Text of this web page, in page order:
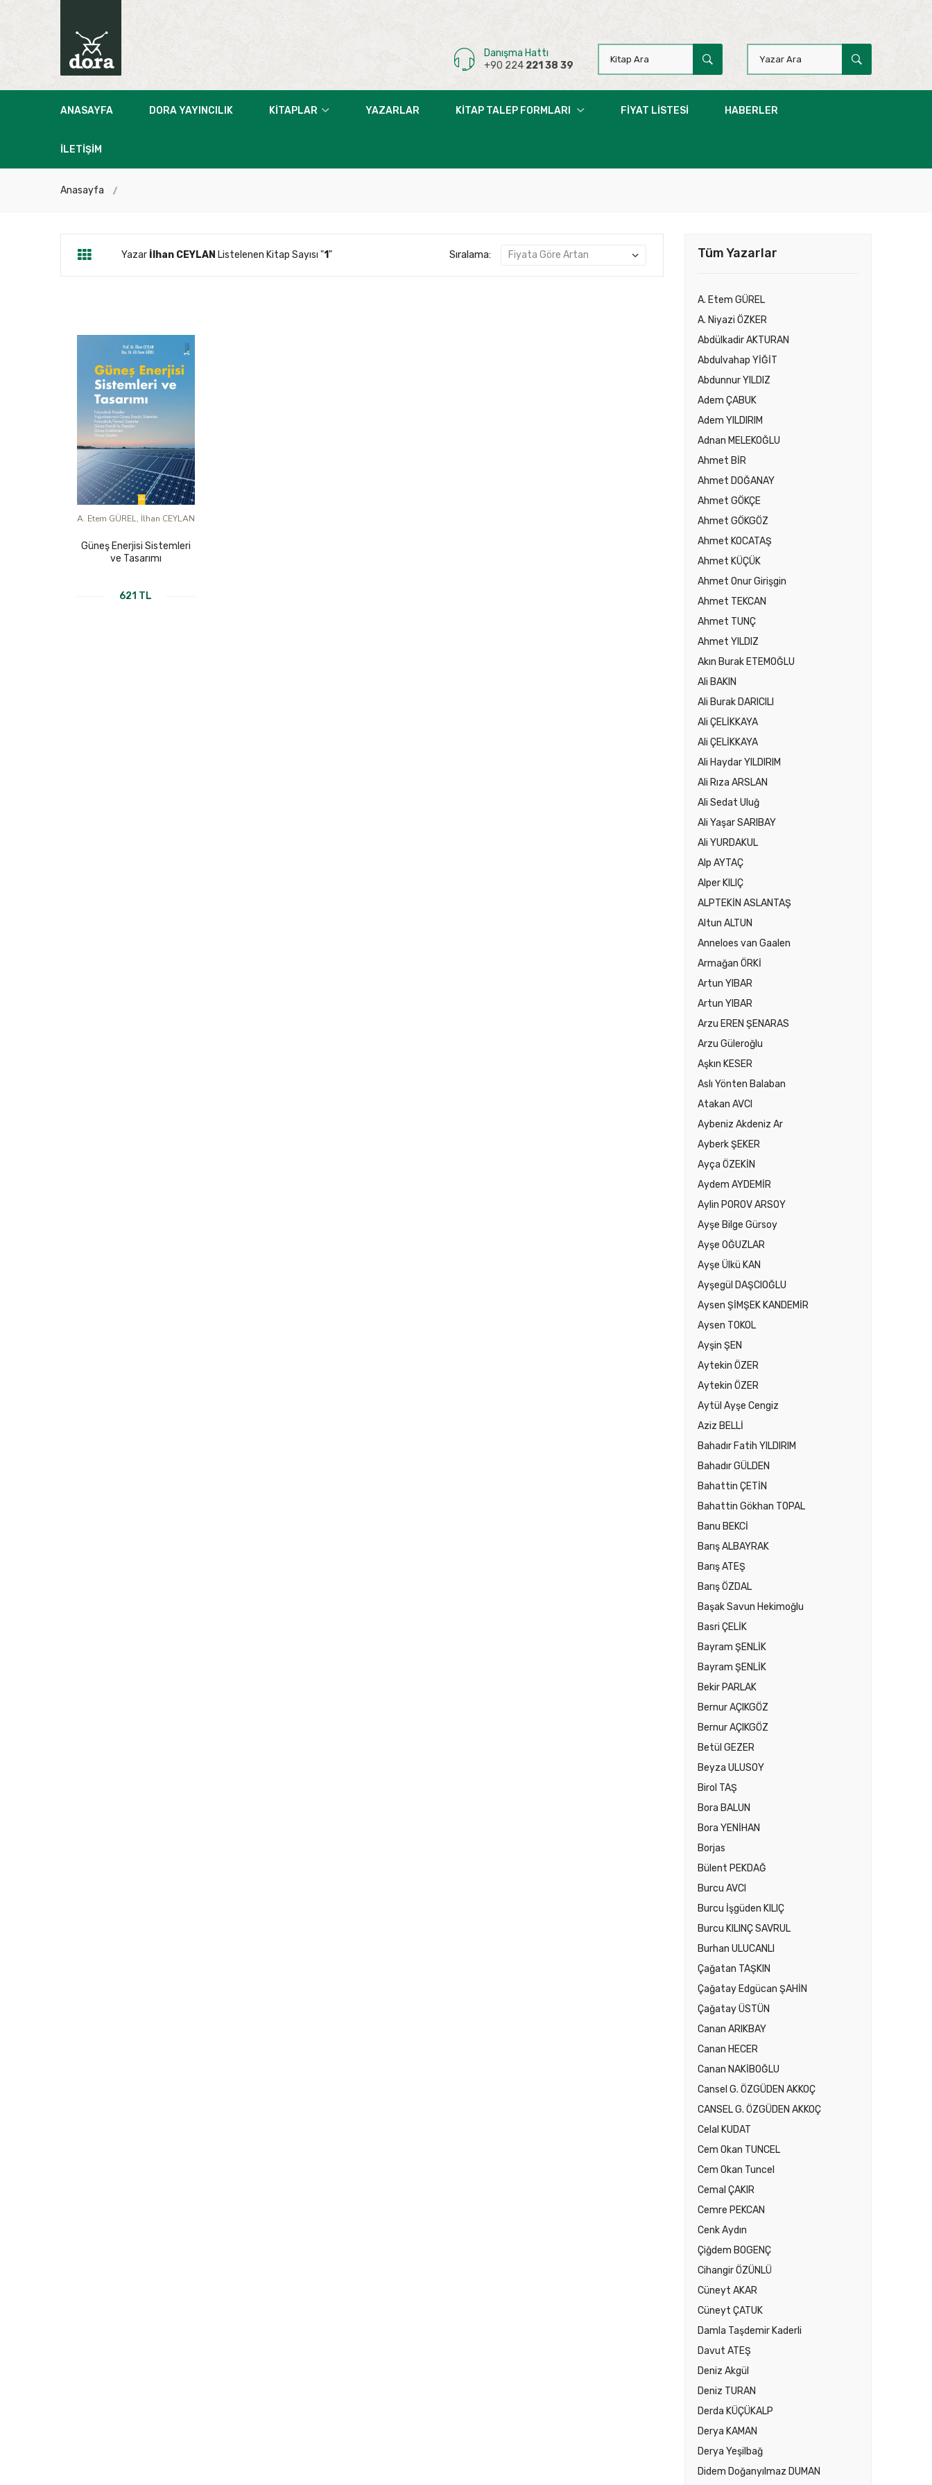
Danışma Hattı
+90 224 221 38 39
ANASAYFA DORA YAYINCILIK KITAPLAR YAZARLAR KITAP TALEP FORMLARI FIYAT LISTESI HABERLER
İLETIŞIM
Anasayfa
Yazar İlhan CEYLAN Listelenen Kitap Sayısı "1" Sıralama:
A. Etem GÜREL, İlhan CEYLAN
Güneş Enerjisi Sistemleri
ve Tasarımı
621 TL
Tüm Yazarlar
A. Etem GÜREL
A. Niyazi ÖZKER
Abdülkadir AKTURAN
Abdulvahap YİĞİT
Abdunnur YILDIZ
Adem ÇABUK
Adem YILDIRIM
Adnan MELEKOĞLU
Ahmet BİR
Ahmet DOĞANAY
Ahmet GÖKÇE
Ahmet GÖKGÖZ
Ahmet KOCATAŞ
Ahmet KÜÇÜK
Ahmet Onur Girişgin
Ahmet TEKCAN
Ahmet TUNÇ
Ahmet YILDIZ
Akın Burak ETEMOĞLU
Ali BAKIN
Ali Burak DARICILI
Ali ÇELİKKAYA
Ali ÇELİKKAYA
Ali Haydar YILDIRIM
Ali Rıza ARSLAN
Ali Sedat Uluğ
Ali Yaşar SARIBAY
Ali YURDAKUL
Alp AYTAÇ
Alper KILIÇ
ALPTEKİN ASLANTAŞ
Altun ALTUN
Anneloes van Gaalen
Armağan ÖRKİ
Artun YIBAR
Artun YIBAR
Arzu EREN ŞENARAS
Arzu Güleroğlu
Aşkın KESER
Aslı Yönten Balaban
Atakan AVCI
Aybeniz Akdeniz Ar
Ayberk ŞEKER
Ayça ÖZEKİN
Aydem AYDEMİR
Aylin POROV ARSOY
Ayşe Bilge Gürsoy
Ayşe OĞUZLAR
Ayşe Ülkü KAN
Ayşegül DAŞCIOĞLU
Aysen ŞİMŞEK KANDEMİR
Aysen TOKOL
Ayşin ŞEN
Aytekin ÖZER
Aytekin ÖZER
Aytül Ayşe Cengiz
Aziz BELLİ
Bahadır Fatih YILDIRIM
Bahadır GÜLDEN
Bahattin ÇETİN
Bahattin Gökhan TOPAL
Banu BEKCİ
Barış ALBAYRAK
Barış ATEŞ
Barış ÖZDAL
Başak Savun Hekimoğlu
Basri ÇELİK
Bayram ŞENLİK
Bayram ŞENLİK
Bekir PARLAK
Bernur AÇIKGÖZ
Bernur AÇIKGÖZ
Betül GEZER
Beyza ULUSOY
Birol TAŞ
Bora BALUN
Bora YENİHAN
Borjas
Bülent PEKDAĞ
Burcu AVCI
Burcu İşgüden KILIÇ
Burcu KILINÇ SAVRUL
Burhan ULUCANLI
Çağatan TAŞKIN
Çağatay Edgücan ŞAHİN
Çağatay ÜSTÜN
Canan ARIKBAY
Canan HECER
Canan NAKİBOĞLU
Cansel G. ÖZGÜDEN AKKOÇ
CANSEL G. ÖZGÜDEN AKKOÇ
Celal KUDAT
Cem Okan TUNCEL
Cem Okan Tuncel
Cemal ÇAKIR
Cemre PEKCAN
Cenk Aydın
Çiğdem BOGENÇ
Cihangir ÖZÜNLÜ
Cüneyt AKAR
Cüneyt ÇATUK
Damla Taşdemir Kaderli
Davut ATEŞ
Deniz Akgül
Deniz TURAN
Derda KÜÇÜKALP
Derya KAMAN
Derya Yeşilbağ
Didem Doğanyılmaz DUMAN